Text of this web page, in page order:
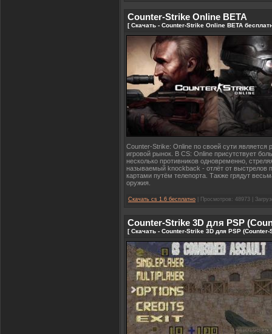
Counter-Strike Online BETA
[ Скачать - Counter-Strike Online BETA
Counter-Strike: Online по своей сути
игровой рынок. В СS: Online присутствует
несколько противников одновременно,
называемый knockback - отлёт от выстрелов
картами путём телепорта. Также грядут
оружия.
Скачать cs 1.6 бесплатно | Просмотров: 48973 |
Counter-Strike 3D для PSP
[ Скачать - Counter-Strike 3D для PSP